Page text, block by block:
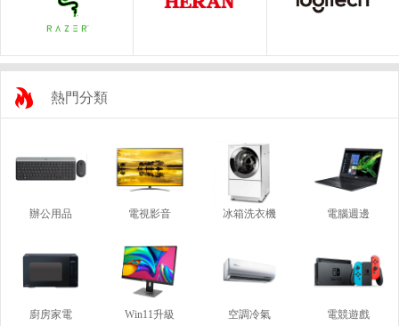
熱門分類
辦公用品 電視影音 冰箱洗衣機 電腦週邊
廚房家電 Win11升級 空調冷氣 電競遊戲